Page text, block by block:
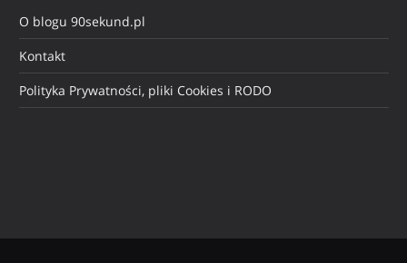
O blogu 90sekund.pl
Kontakt
Polityka Prywatności, pliki Cookies i RODO